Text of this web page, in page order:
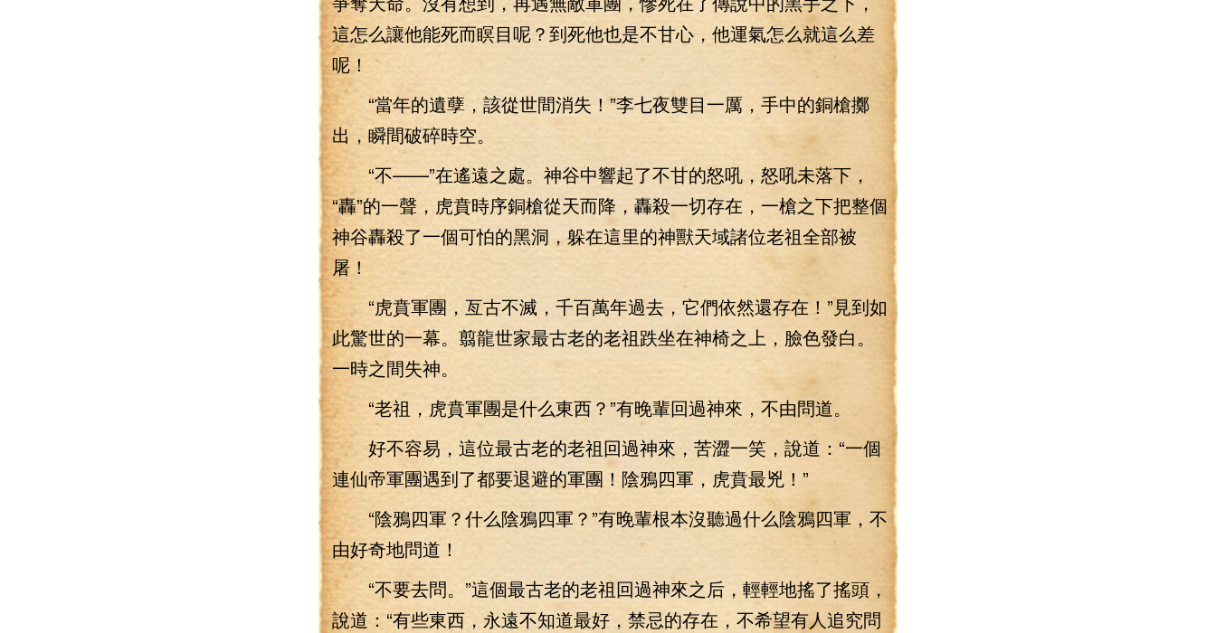
這怎么讓他能死而瞑目呢？到死他也是不甘心，他運氣怎么就這么差
呢！
“當年的遺孽，該從世間消失！”李七夜雙目一厲，手中的銅槍擲
出，瞬間破碎時空。
“不——”在遙遠之處。神谷中響起了不甘的怒吼，怒吼未落下，
“轟”的一聲，虎賁時序銅槍從天而降，轟殺一切存在，一槍之下把整個
神谷轟殺了一個可怕的黑洞，躲在這里的神獸天域諸位老祖全部被
屠！
“虎賁軍團，亙古不滅，千百萬年過去，它們依然還存在！”見到如
此驚世的一幕。翦龍世家最古老的老祖跌坐在神椅之上，臉色發白。
一時之間失神。
“老祖，虎賁軍團是什么東西？”有晚輩回過神來，不由問道。
好不容易，這位最古老的老祖回過神來，苦澀一笑，說道：“一個
連仙帝軍團遇到了都要退避的軍團！陰鴉四軍，虎賁最兇！”
“陰鴉四軍？什么陰鴉四軍？”有晚輩根本沒聽過什么陰鴉四軍，不
由好奇地問道！
“不要去問。”這個最古老的老祖回過神來之后，輕輕地搖了搖頭，
說道：“有些東西，永遠不知道最好，禁忌的存在，不希望有人追究問